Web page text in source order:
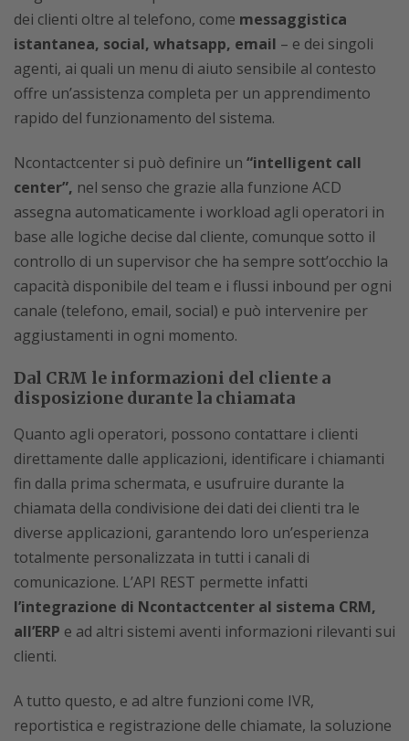
dei clienti oltre al telefono, come messaggistica
istantanea, social, whatsapp, email – e dei singoli
agenti, ai quali un menu di aiuto sensibile al contesto
offre un’assistenza completa per un apprendimento
rapido del funzionamento del sistema.
Ncontactcenter si può definire un “intelligent call
center”, nel senso che grazie alla funzione ACD
assegna automaticamente i workload agli operatori in
base alle logiche decise dal cliente, comunque sotto il
controllo di un supervisor che ha sempre sott’occhio la
capacità disponibile del team e i flussi inbound per ogni
canale (telefono, email, social) e può intervenire per
aggiustamenti in ogni momento.
Dal CRM le informazioni del cliente a
disposizione durante la chiamata
Quanto agli operatori, possono contattare i clienti
direttamente dalle applicazioni, identificare i chiamanti
fin dalla prima schermata, e usufruire durante la
chiamata della condivisione dei dati dei clienti tra le
diverse applicazioni, garantendo loro un’esperienza
totalmente personalizzata in tutti i canali di
comunicazione. L’API REST permette infatti
l’integrazione di Ncontactcenter al sistema CRM,
all’ERP e ad altri sistemi aventi informazioni rilevanti sui
clienti.
A tutto questo, e ad altre funzioni come IVR,
reportistica e registrazione delle chiamate, la soluzione